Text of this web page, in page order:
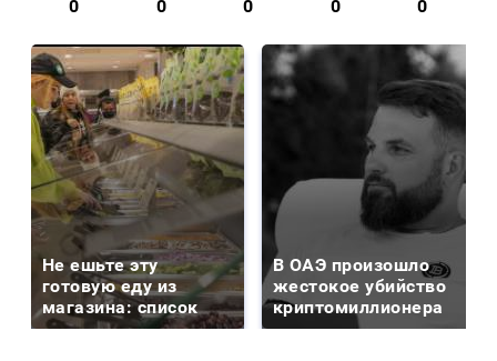
0 0 0 0 0
Не ешьте эту
готовую еду из
магазина: список
В ОАЭ произошло
жестокое убийство
криптомиллионера